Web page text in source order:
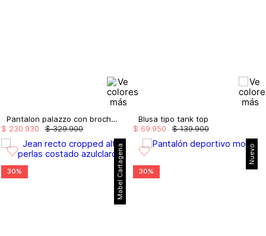
Pantalon palazzo con broches
$ 329.900
$ 230 930
Blusa tipo tank top
$ 139.900
$ 69 950
Mabel Cartagena
30%
Nuevo
30%